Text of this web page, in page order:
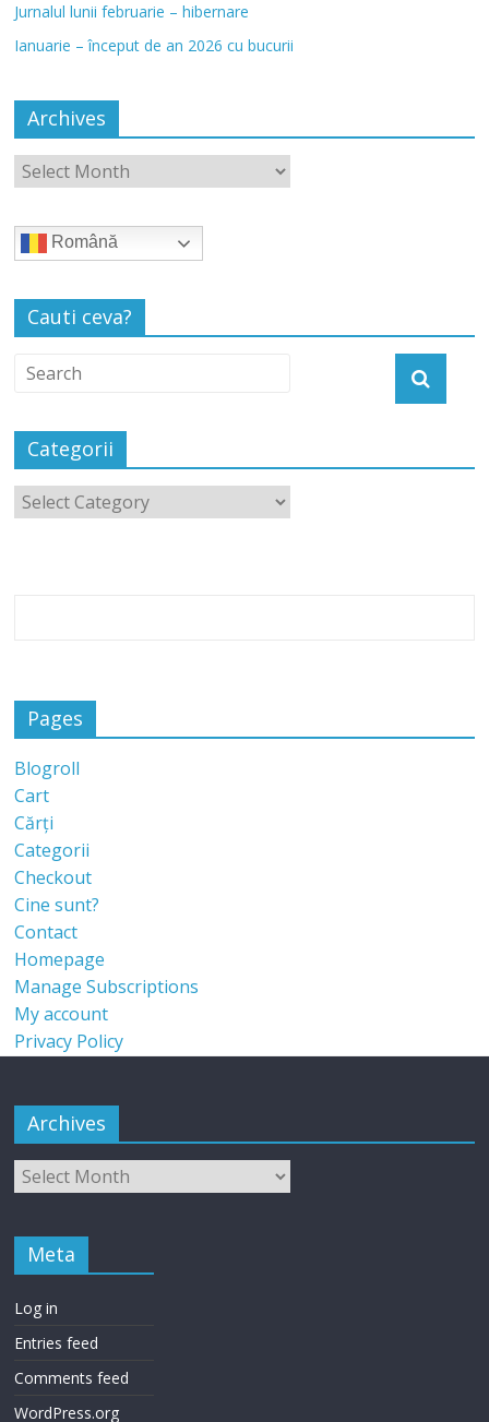
Jurnalul lunii februarie – hibernare
Ianuarie – început de an 2026 cu bucurii
Archives
Română
Cauti ceva?
Categorii
Pages
Blogroll
Cart
Cărți
Categorii
Checkout
Cine sunt?
Contact
Homepage
Manage Subscriptions
My account
Privacy Policy
Archives
Meta
Log in
Entries feed
Comments feed
WordPress.org